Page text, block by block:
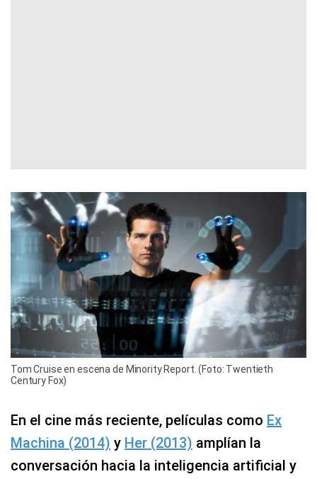
Tom Cruise en escena de Minority Report. (Foto: Twentieth
Century Fox)
En el cine más reciente, películas como Ex
Machina (2014) y Her (2013) amplían la
conversación hacia la inteligencia artificial y